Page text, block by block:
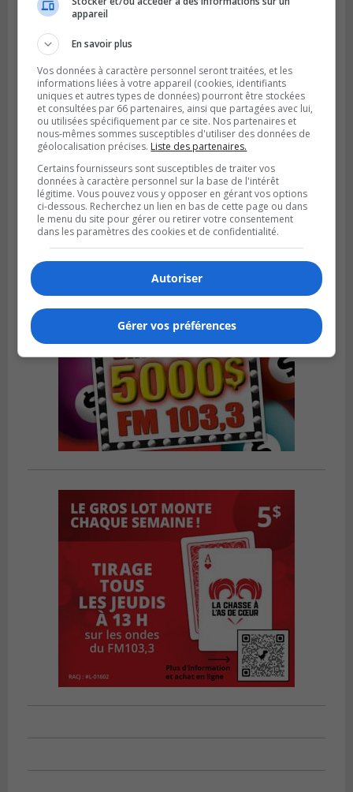
BOUCHERVILLE
Publié le 5 août 2026 à 06h54
La SQ recense 18 décès pendant les
vacances de la construction
appareil
En savoir plus
Vos données à caractère personnel seront traitées, et les
informations liées à votre appareil (cookies, identifiants
uniques et autres types de données) pourront être stockées
et consultées par 66 partenaires, ainsi que partagées avec lui,
ou utilisées spécifiquement par ce site. Nos partenaires et
nous-mêmes sommes susceptibles d'utiliser des données de
géolocalisation précises. Liste des partenaires.
Certains fournisseurs sont susceptibles de traiter vos
données à caractère personnel sur la base de l'intérêt
légitime. Vous pouvez vous y opposer en gérant vos options
ci-dessous. Recherchez un lien en bas de cette page ou dans
le menu du site pour gérer ou retirer votre consentement
dans les paramètres des cookies et de confidentialité.
Autoriser
Gérer vos préférences